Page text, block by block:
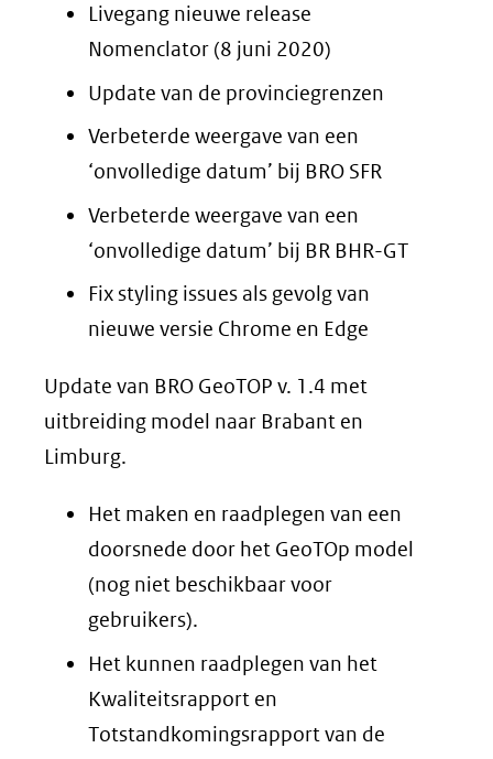
Livegang nieuwe release
Nomenclator (8 juni 2020)
Update van de provinciegrenzen
Verbeterde weergave van een
‘onvolledige datum’ bij BRO SFR
Verbeterde weergave van een
‘onvolledige datum’ bij BR BHR-GT
Fix styling issues als gevolg van
nieuwe versie Chrome en Edge
Update van BRO GeoTOP v. 1.4 met
uitbreiding model naar Brabant en
Limburg.
Het maken en raadplegen van een
doorsnede door het GeoTOp model
(nog niet beschikbaar voor
gebruikers).
Het kunnen raadplegen van het
Kwaliteitsrapport en
Totstandkomingsrapport van de